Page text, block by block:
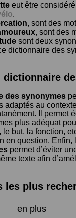
eut être
.
, sont des
, sont des
sont deux
dictionnaire des
dictionnaire
des synonymes
adaptés au
Il permet
plus adéquat
le but, la fonction,
en question. Enfin,
permet d’éviter
texte afin
les plus
en plus